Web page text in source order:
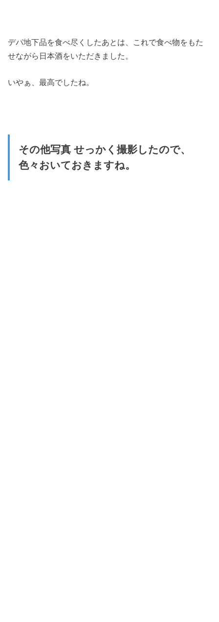
デパ地下品を食べ尽くしたあとは、これで食べ物をもた
せながら日本酒をいただきました。
いやぁ、最高でしたね。
その他写真 せっかく撮影したので、
色々おいておきますね。